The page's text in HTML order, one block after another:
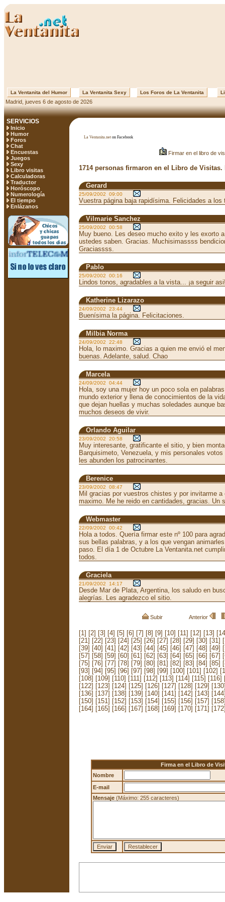
La Ventanita del Humor La Ventanita Sexy Los Foros de La Ventanita
Madrid, jueves 6 de agosto de 2026
SERVICIOS
Inicio
Humor
Foros
Chat
Encuestas
Juegos
Sexy
Libro visitas
Calculadoras
Traductor
Horóscopo
Numerología
El tiempo
Enlázanos
La Ventanita.net on Facebook
Firmar en el libro de
1714 personas firmaron en el Libro de Visitas.
Gerard
25/09/2002 09:00
Vuestra página baja rapidísima. Felicidades a los
Vilmarie Sanchez
25/09/2002 00:58
Muy bueno. Les deseo mucho exito y les exorto
ustedes saben. Gracias. Muchisimassss
Graciassss.
Pablo
25/09/2002 00:16
Lindos tonos, agradables a la vista... ¡a seguir
Katherine Lizarazo
24/09/2002 23:44
Buenísima la página. Felicitaciones.
Milbia Norma
24/09/2002 22:48
Hola, lo maximo. Gracias a quien me envió el
buenas. Adelante, salud. Chao
Marcela
24/09/2002 04:44
Hola, soy una mujer hoy un poco sola en
mundo exterior y llena de conocimientos de la
que dejan huellas y muchas soledades aunque
muchos deseos de vivir.
Orlando Aguilar
23/09/2002 20:58
Muy interesante, gratificante el sitio, y bien
Barquisimeto, Venezuela, y mis personales
les abunden los patrocinantes.
Berenice
23/09/2002 08:47
Mil gracias por vuestros chistes y por invitarme
maximo. Me he reido en cantidades, gracias. Un
Webmaster
22/09/2002 00:42
Hola a todos. Quería firmar este nº 100 para
sus bellas palabras, y a los que vengan
paso. El día 1 de Octubre La Ventanita.net
todos.
Graciela
21/09/2002 14:17
Desde Mar de Plata, Argentina, los saludo en
alegrías. Les agradezco el sitio.
Subir Anterior
[1] [2] [3] [4] [5] [6] [7] [8] [9] [10] [11] [12] [13]
[21] [22] [23] [24] [25] [26] [27] [28] [29] [30] [31]
[39] [40] [41] [42] [43] [44] [45] [46] [47] [48] [49]
[57] [58] [59] [60] [61] [62] [63] [64] [65] [66] [67]
[75] [76] [77] [78] [79] [80] [81] [82] [83] [84] [85]
[93] [94] [95] [96] [97] [98] [99] [100] [101] [102]
[108] [109] [110] [111] [112] [113] [114] [115] [116]
[122] [123] [124] [125] [126] [127] [128] [129]
[136] [137] [138] [139] [140] [141] [142] [143]
[150] [151] [152] [153] [154] [155] [156] [157]
[164] [165] [166] [167] [168] [169] [170] [171]
Firma en el Libro de
Nombre
E-mail
Mensaje (Máximo: 255 caracteres)